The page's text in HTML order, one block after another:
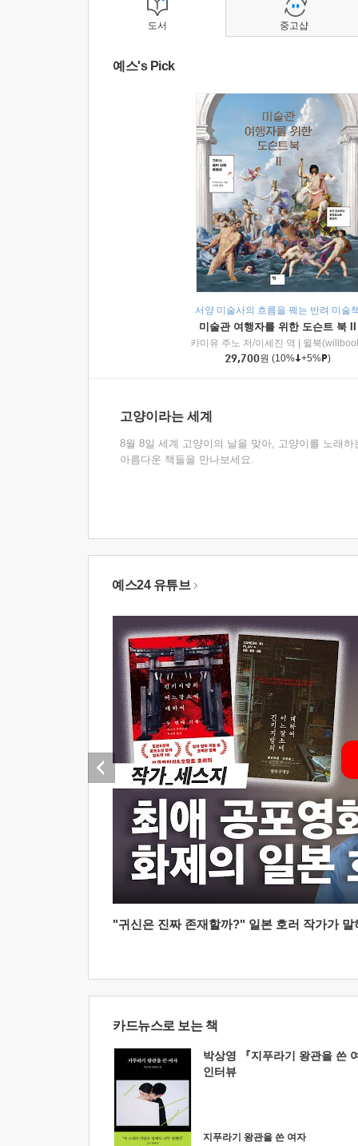
도서
예스's Pick
서양 미술사의 흐름을 꿰는 반려 미술
미술관 여행자를 위한 도슨트 북 II
카미유 주노 저/이세진 역
윌북
29,700원 (10% +5% )
고양이라는 세계
8월 8일 세계 고양이의 날을 맞아, 고양이를 노래하
아름다운 책들을 만나보세요.
중고샵
예스24 유튜브
"귀신은 진짜 존재할까?" 일본 호러 작가가
카드뉴스로 보는 책
박상영 『지푸라기 왕관을 쓴
인터뷰
지푸라기 왕관을 쓴 여자